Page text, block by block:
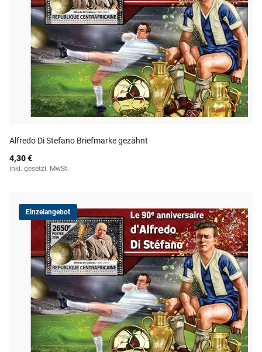
Alfredo Di Stefano Briefmarke gezähnt
4,30 €
inkl. gesetzl. MwSt.
Einzelangebot